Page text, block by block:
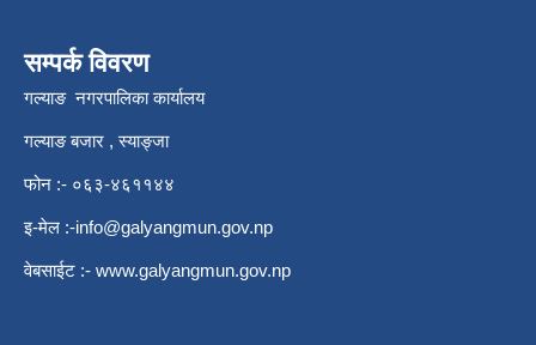
सम्पर्क विवरण
गल्याङ नगरपालिका कार्यालय
गल्याङ बजार , स्याङ्जा
फोन :- ०६३-४६११४४
इ-मेल :-info@galyangmun.gov.np
वेबसाईट :- www.galyangmun.gov.np